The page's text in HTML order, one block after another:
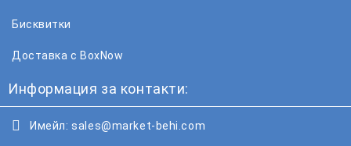
Бисквитки
Доставка с BoxNow
Информация за контакти:
Имейл: sales@market-behi.com